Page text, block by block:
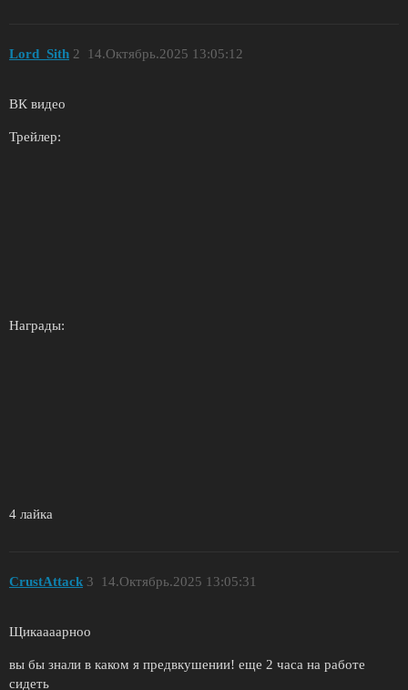
Lord_Sith 14.Октябрь.2025 13:05:12
2
ВК видео
Трейлер:
Награды:
4 лайка
CrustAttack 14.Октябрь.2025 13:05:31
3
Щикаааарноо
вы бы знали в каком я предвкушении! еще 2 часа на работе
сидеть